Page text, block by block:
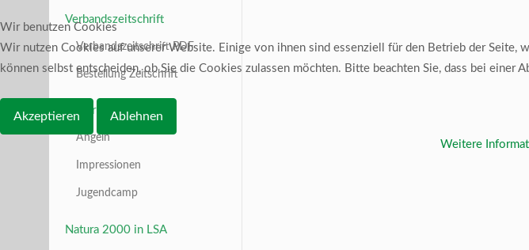
Verbandszeitschrift
Verbandszeitschrift PDF
Bestellung Zeitschrift
Bilder
Angeln
Impressionen
Jugendcamp
Natura 2000 in LSA
Wir benutzen Cookies
Wir nutzen Cookies auf unserer Website. Einige von ihnen sind essenziell für den Betrieb der Seite,
können selbst entscheiden, ob Sie die Cookies zulassen möchten. Bitte beachten Sie, dass bei
Akzeptieren Ablehnen
Weitere